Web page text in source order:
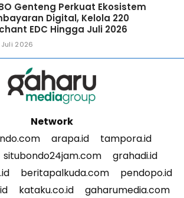
Genteng Perkuat Ekosistem
Digital, Kelola 220
EDC Hingga Juli 2026
Juli 2026
Network
arapa.id
tampora.id
situbondo24jam.com
grahadi.id
beritapalkuda.com
pendopo.id
kataku.co.id
gaharumedia.com